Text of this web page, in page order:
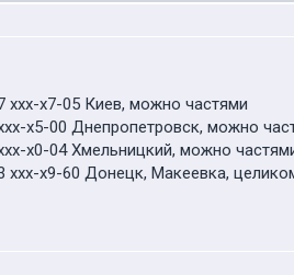
xxx-x7-05 Киев, можно частями
x5-00 Днепропетровск, можно
x0-04 Хмельницкий, можно
xxx-x9-60 Донецк, Макеевка,